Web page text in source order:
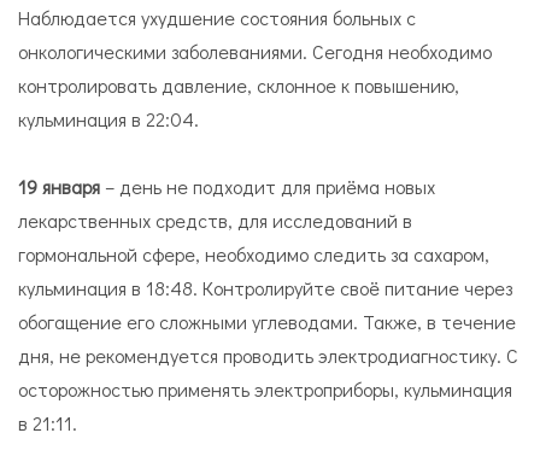
Наблюдается ухудшение состояния больных с
онкологическими заболеваниями. Сегодня необходимо
контролировать давление, склонное к повышению,
кульминация в 22:04.
19 января – день не подходит для приёма новых
лекарственных средств, для исследований в
гормональной сфере, необходимо следить за сахаром,
кульминация в 18:48. Контролируйте своё питание через
обогащение его сложными углеводами. Также, в течение
дня, не рекомендуется проводить электродиагностику. С
осторожностью применять электроприборы, кульминация
в 21:11.